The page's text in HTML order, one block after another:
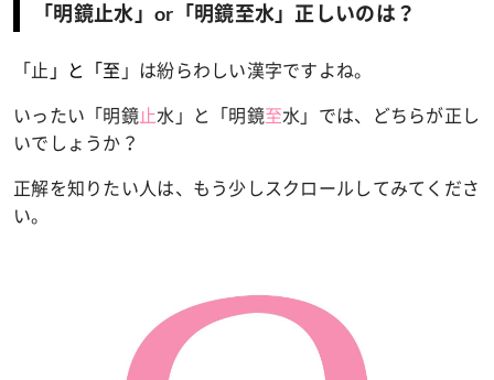
「明鏡止水」or「明鏡至水」正しいのは？
「止 」と「至 」は紛らわしい漢字ですよね。
いったい「明鏡止水」と「明鏡至水」では、どちらが正し
いでしょうか？
正解を知りたい人は、もう少しスクロールしてみてくださ
い。